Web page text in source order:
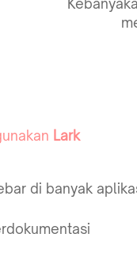
Lark
di banyak